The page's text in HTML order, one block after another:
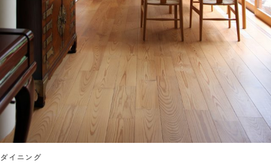
ダイニング